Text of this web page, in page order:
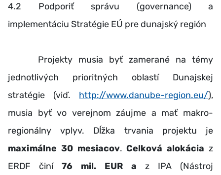
4.2 Podporiť správu (governance) a
implementáciu Stratégie EÚ pre dunajský región
Projekty musia byť zamerané na témy
jednotlivých prioritných oblastí Dunajskej
stratégie (viď. http://www.danube-region.eu/),
musia byť vo verejnom záujme a mať makro-
regionálny vplyv. Dĺžka trvania projektu je
maximálne 30 mesiacov.Celková alokáciaz
ERDF činí 76 mil. EUR a z IPA (Nástroj